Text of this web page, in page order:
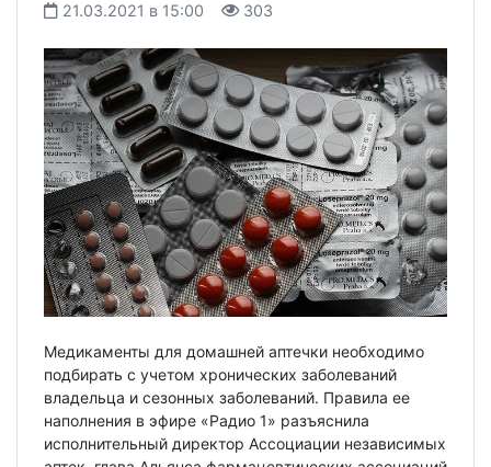
21.03.2021 в 15:00 303
Медикаменты для домашней аптечки необходимо
подбирать с учетом хронических заболеваний
владельца и сезонных заболеваний. Правила ее
наполнения в эфире «Радио 1» разъяснила
исполнительный директор Ассоциации независимых